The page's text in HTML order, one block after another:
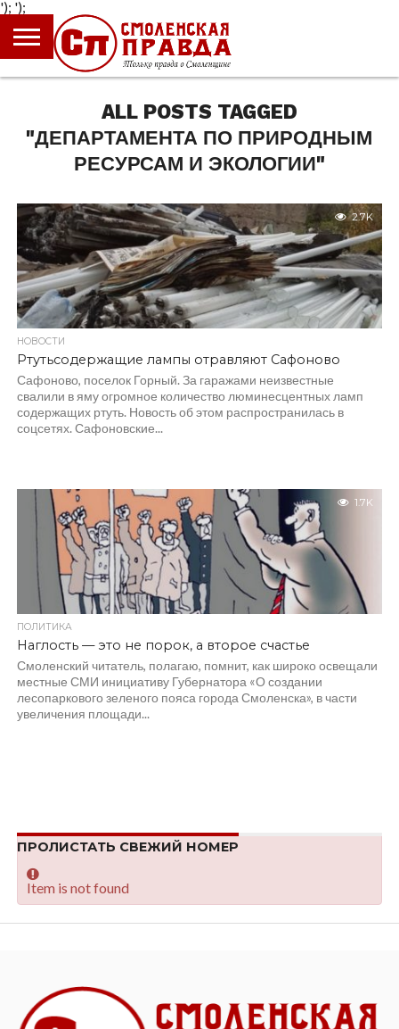
');
ГЛАВНАЯ
НОВОСТИ
ПРОИСШЕСТВИЯ
ПОЛИТИКА
КУЛЬТУРА
ЭКОНОМИКА
ОБЩЕСТВО
БЛОГИ
ALL POSTS TAGGED
"ДЕПАРТАМЕНТА ПО ПРИРОДНЫМ
РЕСУРСАМ И ЭКОЛОГИИ"
2.7K
НОВОСТИ
Ртутьсодержащие лампы отравляют Сафоново
Сафоново, поселок Горный. За гаражами неизвестные
свалили в яму огромное количество люминесцентных ламп
содержащих ртуть. Новость об этом распространилась в
соцсетях. Сафоновские...
1.7K
ПОЛИТИКА
Наглость — это не порок, а второе счастье
Смоленский читатель, полагаю, помнит, как широко освещали
местные СМИ инициативу Губернатора «О создании
лесопаркового зеленого пояса города Смоленска», в части
увеличения площади...
ПРОЛИСТАТЬ СВЕЖИЙ НОМЕР
Item is not found
');